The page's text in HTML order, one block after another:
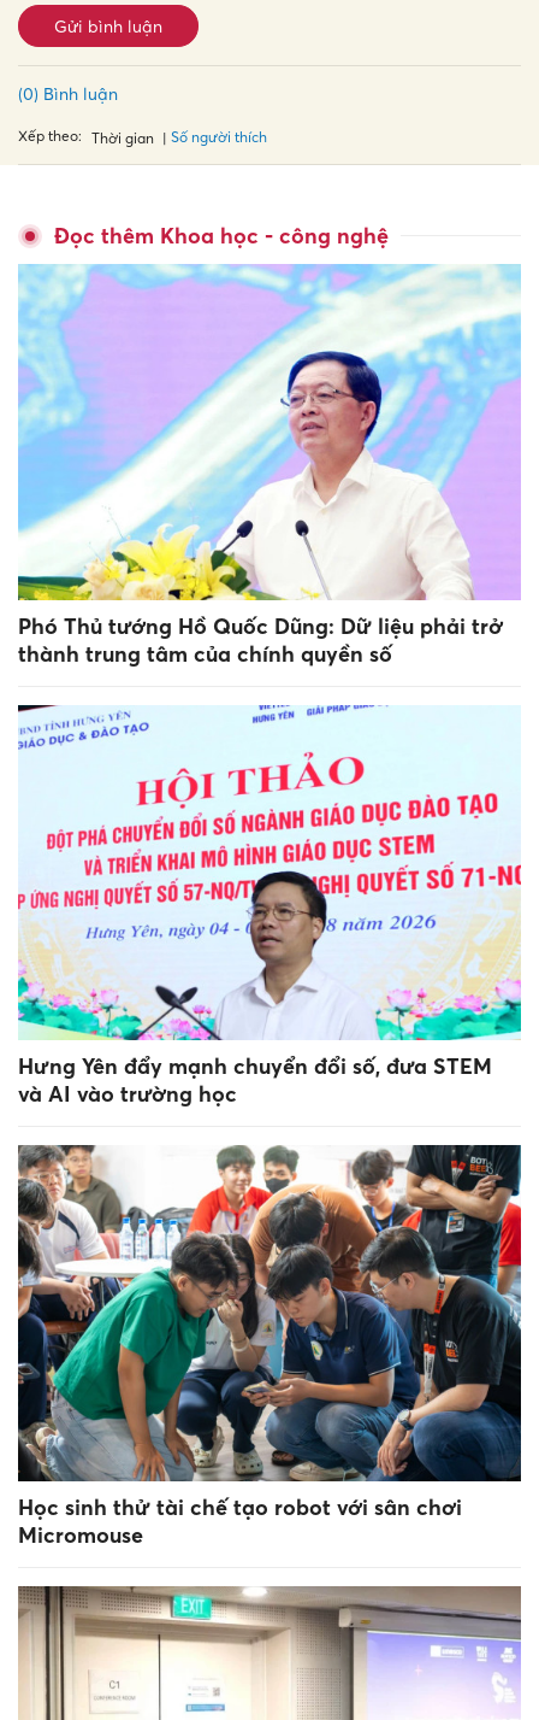
Gửi bình luận
(0) Bình luận
Xếp theo: Thời gian Số người thích
Đọc thêm Khoa học - công nghệ
Phó Thủ tướng Hồ Quốc Dũng: Dữ liệu phải trở
thành trung tâm của chính quyền số
Hưng Yên đẩy mạnh chuyển đổi số, đưa STEM
và AI vào trường học
Học sinh thử tài chế tạo robot với sân chơi
Micromouse